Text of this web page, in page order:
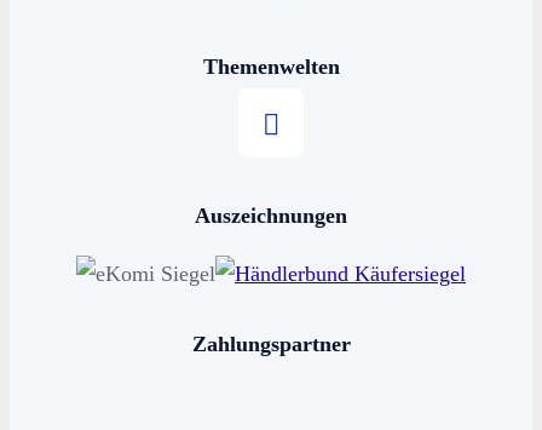
Themenwelten
Horoskop kaufen
Sternschnuppe kaufen
Auszeichnungen
Zahlungspartner